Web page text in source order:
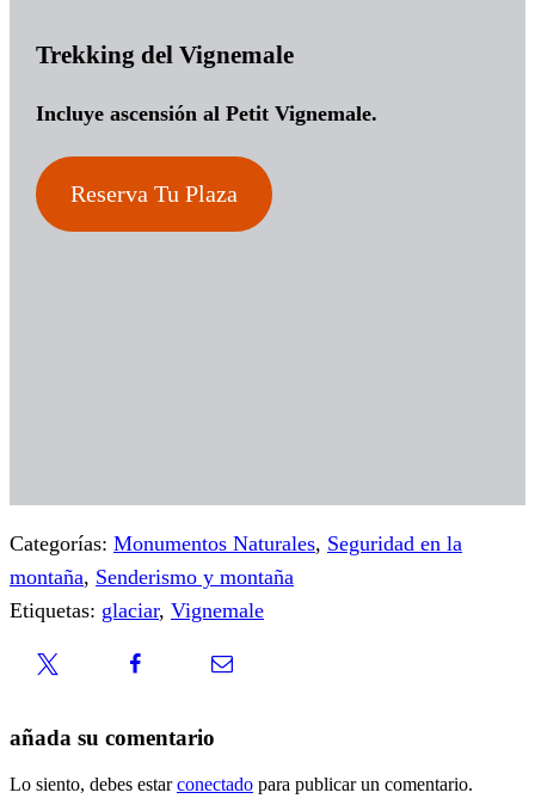
Trekking del Vignemale
Incluye ascensión al Petit Vignemale.
Reserva Tu Plaza
Categorías: Monumentos Naturales, Seguridad en la
montaña, Senderismo y montaña
Etiquetas: glaciar, Vignemale
añada su comentario
Lo siento, debes estarconectado para publicar un comentario.